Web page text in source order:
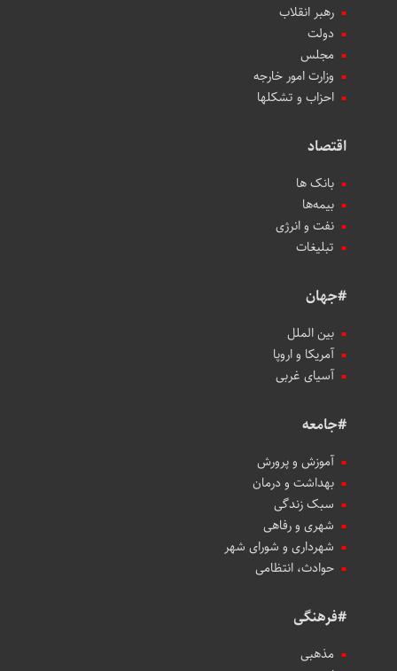
رهبر انقلاب
دولت
مجلس
وزارت امور خارجه
احزاب و تشکلها
اقتصاد
بانک ها
بیمه‌ها
نفت و انرژی
تبلیغات
#جهان
بین الملل
آمریکا و اروپا
آسیای غربی
#جامعه
آموزش و پرورش
بهداشت و درمان
سبک زندگی
شهری و رفاهی
شهرداری و شورای شهر
حوادث، انتظامی
#فرهنگی
مذهبی